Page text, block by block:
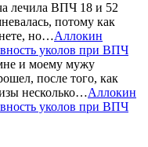
лечила ВПЧ 18 и 52
потому как
но…Аллокин
уколов при ВПЧ
и моему мужу
после того, как
несколько…Аллокин
уколов при ВПЧ